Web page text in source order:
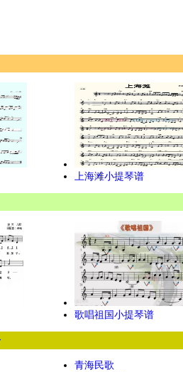
上海滩小提琴谱
歌唱祖国小提琴谱
青海民歌